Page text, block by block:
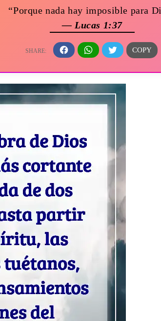
“Porque nada hay imposible para
— Lucas 1:37